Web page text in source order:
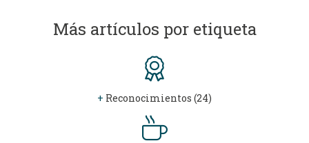
Más artículos por etiqueta
+ Reconocimientos (24)